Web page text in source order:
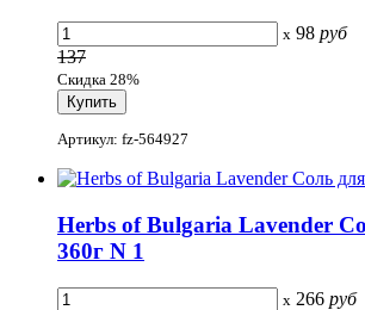
x 98 руб
137
Скидка 28%
Артикул: fz-564927
Herbs of Bulgaria Lavender
360г N 1
x 266 руб